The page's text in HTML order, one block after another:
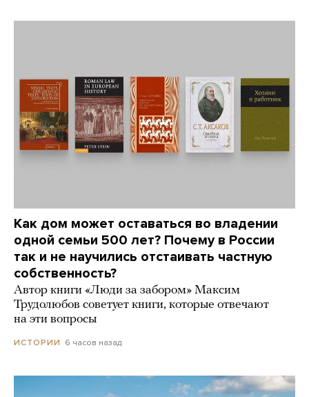
Как дом может оставаться во владении
одной семьи 500 лет? Почему в России
так и не научились отстаивать частную
собственность?
Автор книги «Люди за забором» Максим
Трудолюбов советует книги, которые отвечают
на эти вопросы
ИСТОРИИ 6 часов назад